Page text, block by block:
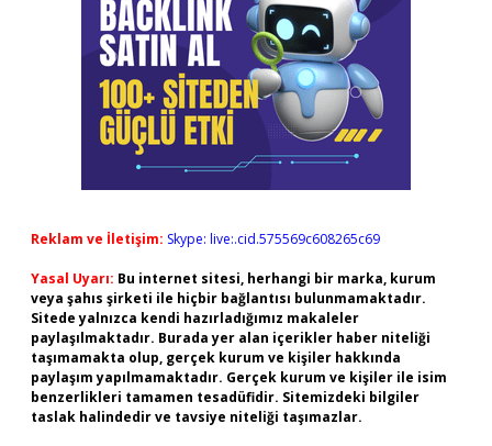
Reklam ve İletişim: Skype: live:.cid.575569c608265c69
Yasal Uyarı: Bu internet sitesi, herhangi bir marka, kurum
veya şahıs şirketi ile hiçbir bağlantısı bulunmamaktadır.
Sitede yalnızca kendi hazırladığımız makaleler
paylaşılmaktadır. Burada yer alan içerikler haber niteliği
taşımamakta olup, gerçek kurum ve kişiler hakkında
paylaşım yapılmamaktadır. Gerçek kurum ve kişiler ile isim
benzerlikleri tamamen tesadüfidir. Sitemizdeki bilgiler
taslak halindedir ve tavsiye niteliği taşımazlar.